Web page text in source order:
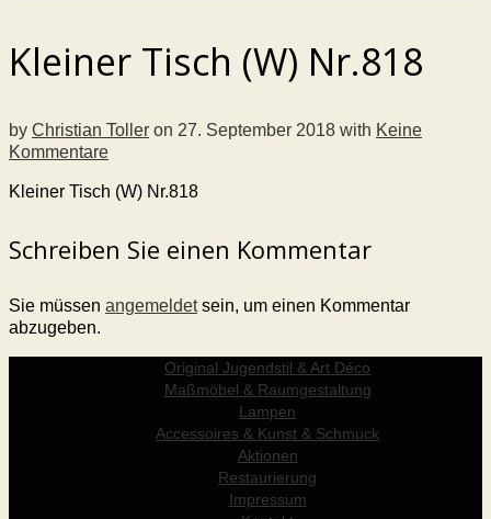
Kleiner Tisch (W) Nr.818
by Christian Toller on 27. September 2018 with Keine
Kommentare
Kleiner Tisch (W) Nr.818
Schreiben Sie einen Kommentar
Sie müssen angemeldetsein, um einen Kommentar
abzugeben.
Original Jugendstil & Art Déco
Maßmöbel & Raumgestaltung
Lampen
Accessoires & Kunst & Schmuck
Aktionen
Restaurierung
Impressum